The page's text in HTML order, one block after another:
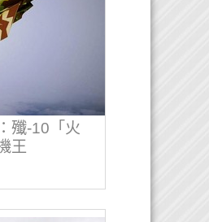
殲-10「火
王